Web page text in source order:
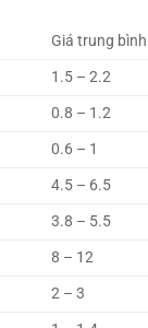
Giá trung bình
1.5 – 2.2
0.8 – 1.2
0.6 – 1
4.5 – 6.5
3.8 – 5.5
8 – 12
2 – 3